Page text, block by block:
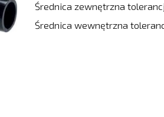
Średnica zewnętrzna
Średnica wewnętrzna